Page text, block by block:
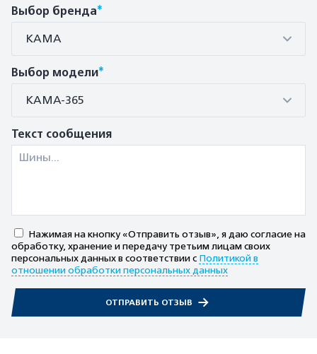
Выбор бренда*
КАМА
Выбор модели*
КАМА-365
Текст сообщения
Нажимая на кнопку «Отправить отзыв», я даю согласие на
обработку, хранение и передачу третьим лицам своих
персональных данных в соответствии с Политикой в
отношении обработки персональных данных
ОТПРАВИТЬ ОТЗЫВ